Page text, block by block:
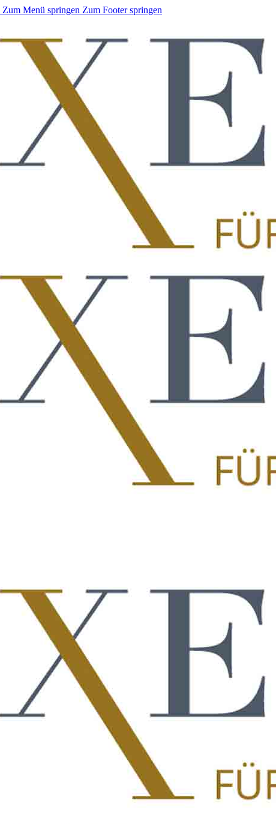
Zum Menü springen Zum Footer springen